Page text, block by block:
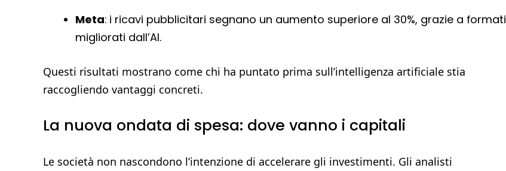
Meta: i ricavi pubblicitari segnano un aumento superiore al 30%, grazie a formati
migliorati dall’AI.
Questi risultati mostrano come chi ha puntato prima sull’intelligenza artificiale stia
raccogliendo vantaggi concreti.
La nuova ondata di spesa: dove vanno i capitali
Le società non nascondono l’intenzione di accelerare gli investimenti. Gli analisti